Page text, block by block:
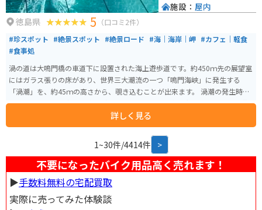
徳島県 5 （口コミ2件）
#珍スポット #絶景スポット #絶景ロード #海｜海岸｜岬 #カフェ｜軽食
#食事処
渦の道は大鳴門橋の車道下に設置された海上遊歩道です。約450ｍ先の展望室
にはガラス張りの床があり、世界三大潮流の一つ「鳴門海峡」に発生する
「渦潮」を、約45ｍの高さから、覗き込むことが出来ます。 渦潮の発生時間
は毎日違うため、事前に確認（渦の道ホームページ内「潮見表」を、ご参照
ください。）しておくのがおススメです。
詳しく見る
施設： 屋内
1~30件/4414件 >
不要になったバイク用品高く売れます！
▶︎手数料無料の宅配買取
実際に売ってみた体験談